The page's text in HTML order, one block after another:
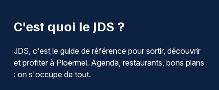
C'est quoi le JDS ?
JDS, c'est le guide de référence pour sortir, découvrir
et profiter à Ploërmel. Agenda, restaurants, bons plans
: on s'occupe de tout.